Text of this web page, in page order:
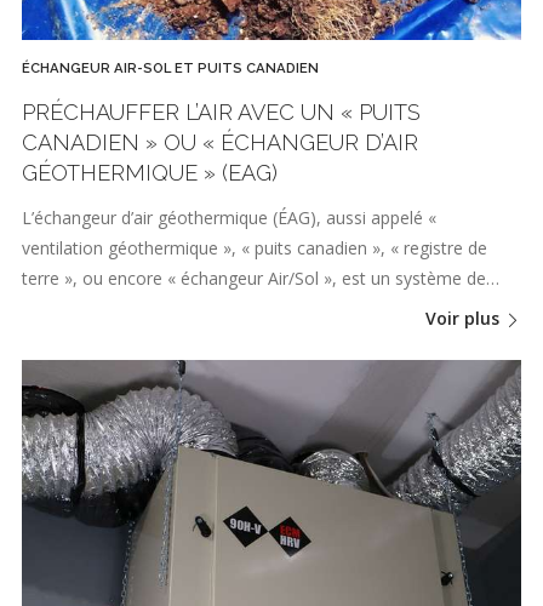
ÉCHANGEUR AIR-SOL ET PUITS CANADIEN
PRÉCHAUFFER L’AIR AVEC UN « PUITS
CANADIEN » OU « ÉCHANGEUR D’AIR
GÉOTHERMIQUE » (EAG)
L’échangeur d’air géothermique (ÉAG), aussi appelé «
ventilation géothermique », « puits canadien », « registre de
terre », ou encore « échangeur Air/Sol », est un système de…
Voir plus